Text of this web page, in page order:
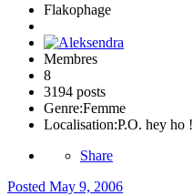
Flakophage
Membres
8
3194 posts
Genre:Femme
Localisation:P.O. hey ho !
Share
Posted May 9, 2006